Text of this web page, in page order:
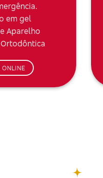
em gel
Aparelho
ONLINE